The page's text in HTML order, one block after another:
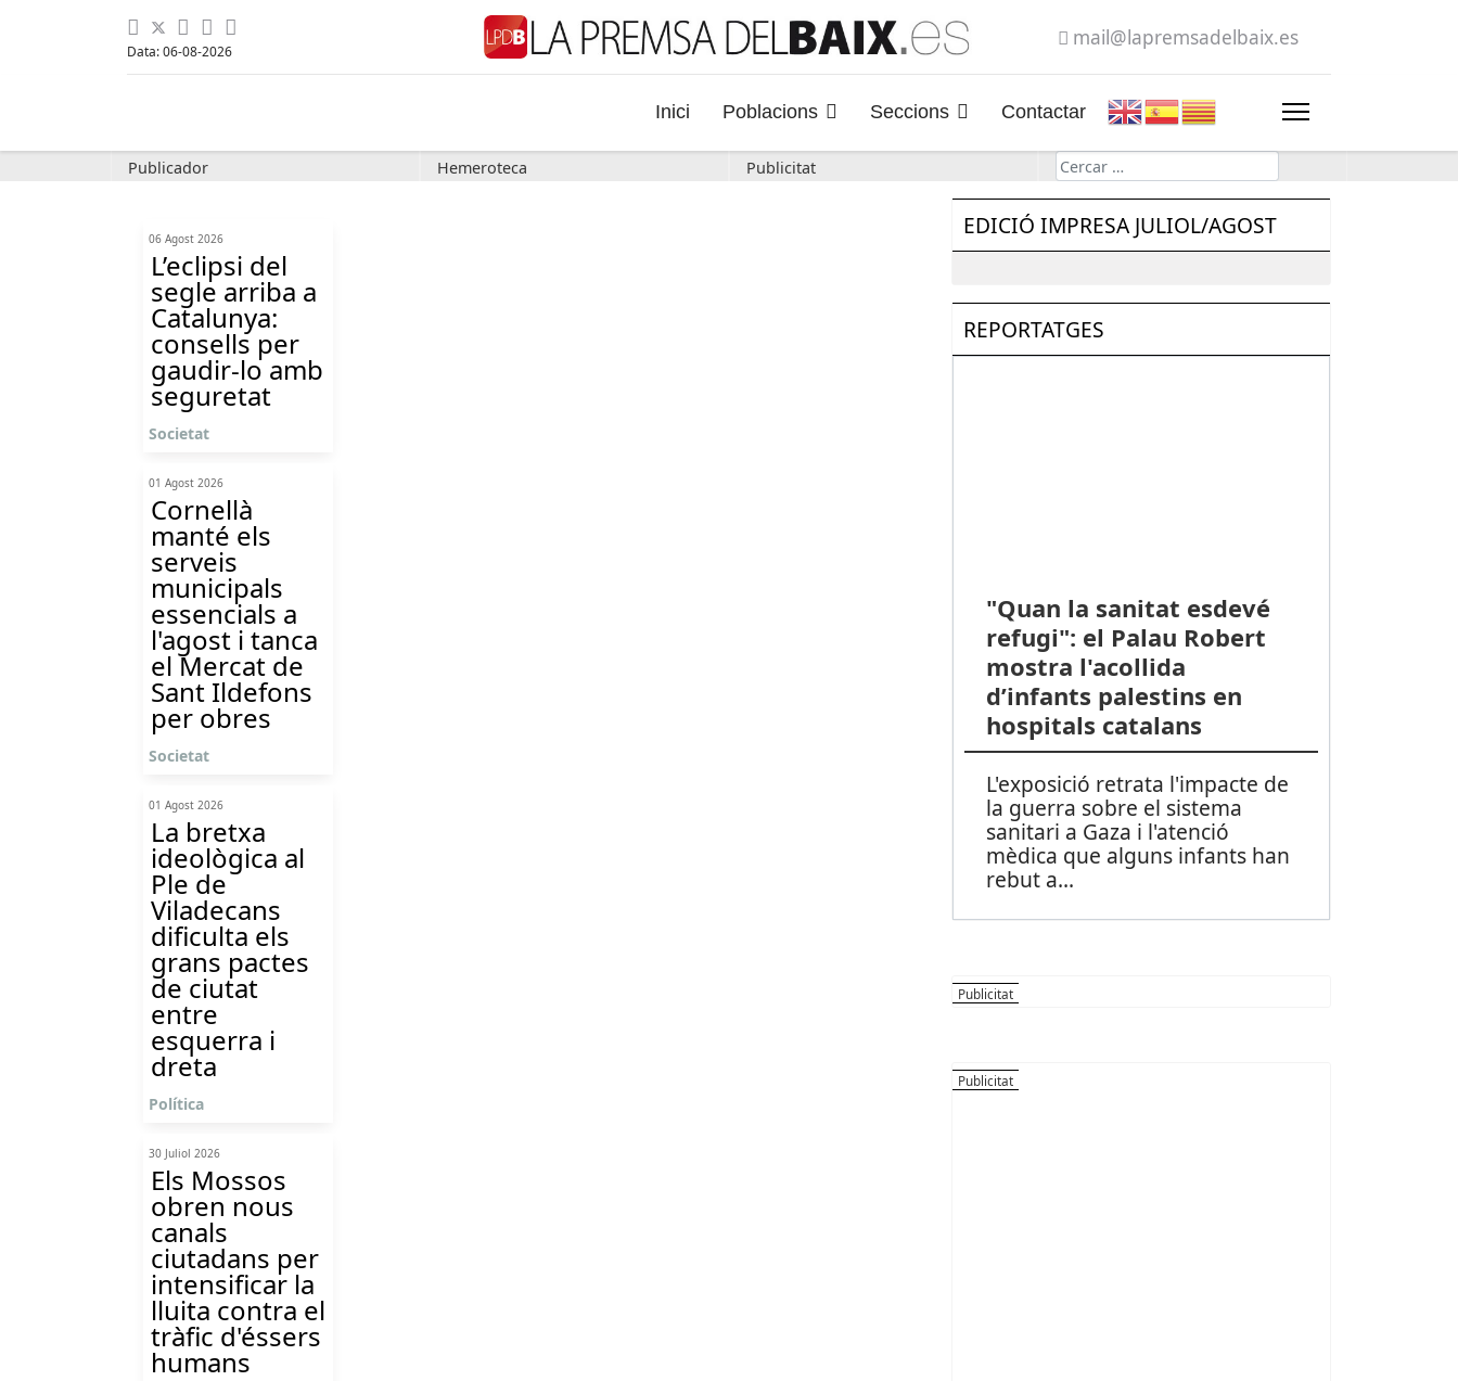
Data: 06-08-2026
mail@lapremsadelbaix.es
Inici Poblacions Seccions Contactar
Publicador Hemeroteca Publicitat Cerca
06 Agost 2026
L’eclipsi del
segle arriba a
Catalunya:
consells per
gaudir-lo amb
seguretat
Societat
01 Agost 2026
Cornellà
manté els
serveis
municipals
essencials a
l'agost i tanca
el Mercat de
Sant Ildefons
per obres
Societat
01 Agost 2026
La bretxa
ideològica al
Ple de
Viladecans
dificulta els
grans pactes
de ciutat
entre
esquerra i
dreta
Política
30 Juliol 2026
Els Mossos
obren nous
canals
ciutadans per
intensificar la
lluita contra el
tràfic d'éssers
humans
EDICIÓ IMPRESA JULIOL/AGOST
REPORTATGES
"Quan la sanitat esdevé
refugi": el Palau Robert
mostra l'acollida
d’infants palestins en
hospitals catalans
L'exposició retrata l'impacte de
la guerra sobre el sistema
sanitari a Gaza i l'atenció
mèdica que alguns infants han
rebut a...